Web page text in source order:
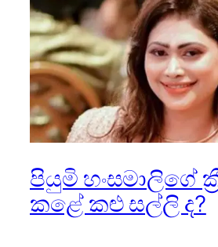
පියුමි හංසමාලිගේ
කළේ කළු සල්ලි ද?